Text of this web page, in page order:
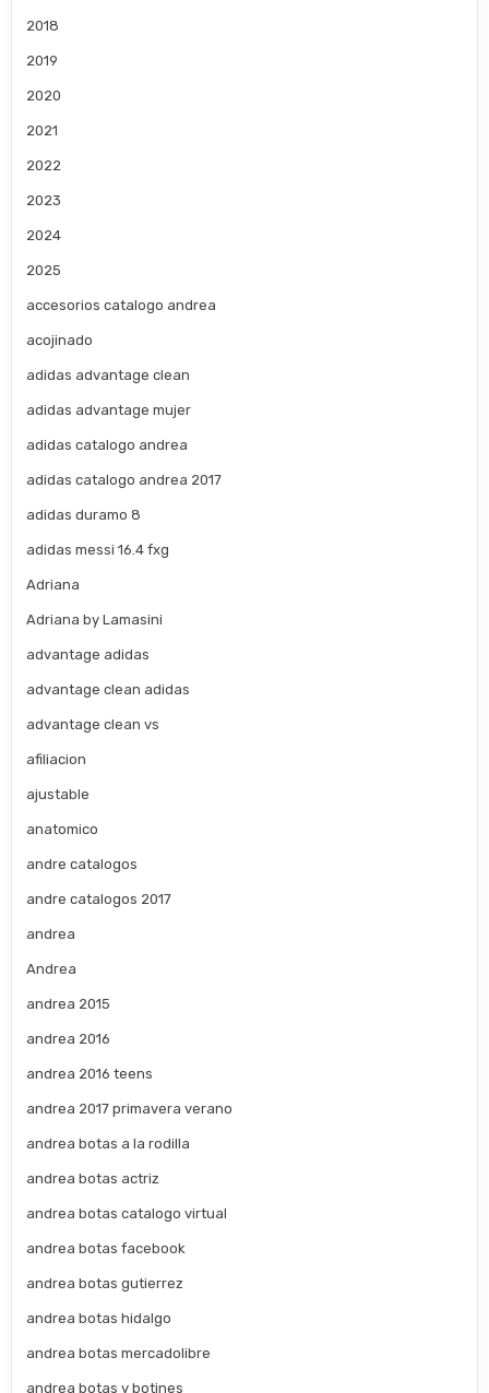
2018
2019
2020
2021
2022
2023
2024
2025
accesorios catalogo andrea
acojinado
adidas advantage clean
adidas advantage mujer
adidas catalogo andrea
adidas catalogo andrea 2017
adidas duramo 8
adidas messi 16.4 fxg
Adriana
Adriana by Lamasini
advantage adidas
advantage clean adidas
advantage clean vs
afiliacion
ajustable
anatomico
andre catalogos
andre catalogos 2017
andrea
Andrea
andrea 2015
andrea 2016
andrea 2016 teens
andrea 2017 primavera verano
andrea botas a la rodilla
andrea botas actriz
andrea botas catalogo virtual
andrea botas facebook
andrea botas gutierrez
andrea botas hidalgo
andrea botas mercadolibre
andrea botas y botines